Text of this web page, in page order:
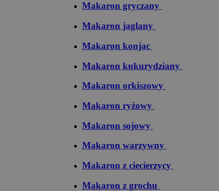
Makaron gryczany
Makaron jaglany
Makaron konjac
Makaron kukurydziany
Makaron orkiszowy
Makaron ryżowy
Makaron sojowy
Makaron warzywny
Makaron z ciecierzycy
Makaron z grochu